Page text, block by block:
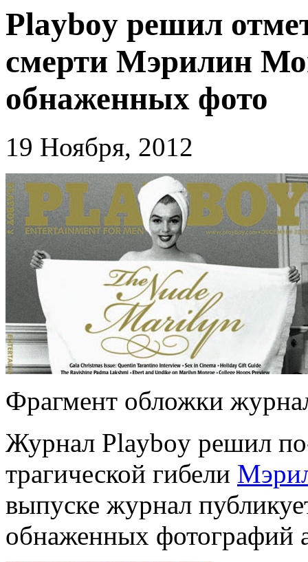
Playboy решил
смерти Мэрилин
обнаженных фото
19 Ноября, 2012
Фрагмент обложки
Журнал Playboy решил
трагической гибели
выпуске журнал
обнаженных фотографий